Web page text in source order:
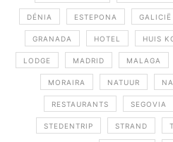
DÉNIA ESTEPONA GALICIË
GRANADA HOTEL HUIS
LODGE MADRID MALAGA
MORAIRA NATUUR
RESTAURANTS SEGOVIA
STEDENTRIP STRAND